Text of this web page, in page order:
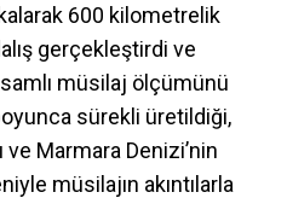
600 kilometrelik
gerçekleştirdi ve
müsilaj ölçümünü
sürekli üretildiği,
ve Marmara Denizi’nin
müsilajın akıntılarla